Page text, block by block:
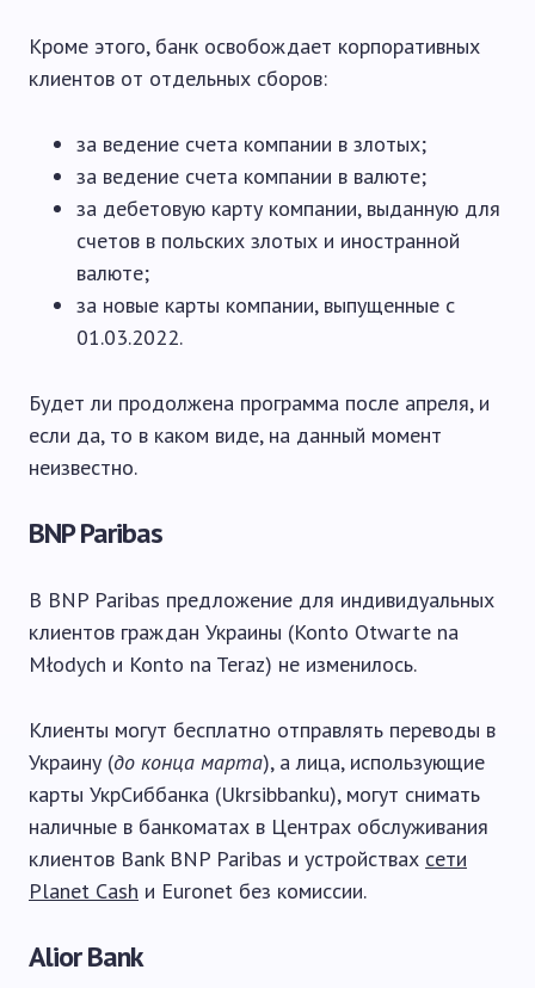
Кроме этого, банк освобождает корпоративных
клиентов от отдельных сборов:
за ведение счета компании в злотых;
за ведение счета компании в валюте;
за дебетовую карту компании, выданную для
счетов в польских злотых и иностранной
валюте;
за новые карты компании, выпущенные с
01.03.2022.
Будет ли продолжена программа после апреля, и
если да, то в каком виде, на данный момент
неизвестно.
BNP Paribas
В BNP Paribas предложение для индивидуальных
клиентов граждан Украины (Konto Otwarte na
Młodych и Konto na Teraz) не изменилось.
Клиенты могут бесплатно отправлять переводы в
Украину (до конца марта), а лица, использующие
карты УкрСиббанка (Ukrsibbanku), могут снимать
наличные в банкоматах в Центрах обслуживания
клиентов Bank BNP Paribas и устройствах сети
Planet Cash и Euronet без комиссии.
Alior Bank